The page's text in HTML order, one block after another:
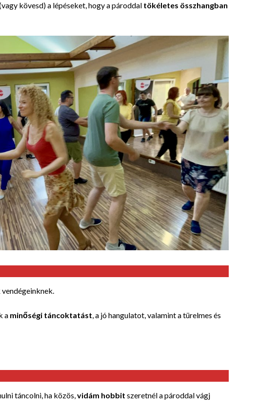
kövesd) a lépéseket, hogy a pároddal tökéletes összhangban
a minőségi táncoktatást , a jó hangulatot, valamint a türelmes és
táncolni, ha közös, vidám hobbit szeretnél a pároddal vágj